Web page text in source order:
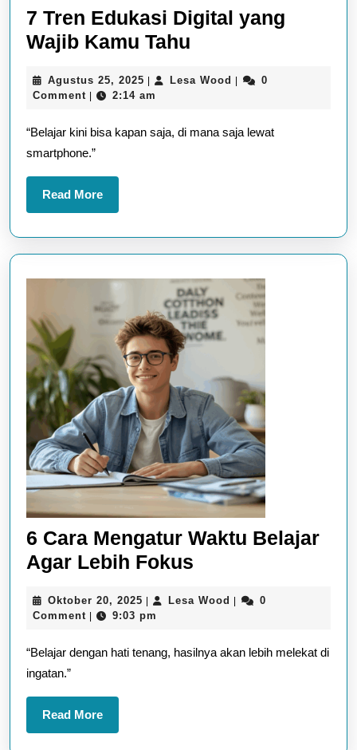
7 Tren Edukasi Digital yang
Wajib Kamu Tahu
Edukasi
yang
Agustus 25, 2025 Agustus
25,
| Lesa Wood Lesa
|
0
Comment | 2:14 am
“Belajar kini bisa kapan saja, di mana saja lewat
smartphone.”
Read MoreRead
More
6 Cara Mengatur Waktu Belajar
Agar Lebih Fokus
Mengatur
Belajar
Oktober 20, 2025 Oktober
20,
| Lesa Wood Lesa
|
0
Comment | 9:03 pm
“Belajar dengan hati tenang, hasilnya akan lebih melekat di
ingatan.”
Read MoreRead
More